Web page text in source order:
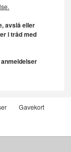
avslå eller
i tråd med
Gavekort